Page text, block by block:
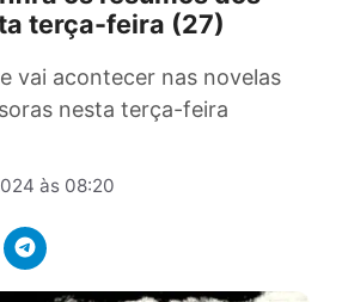
os resumos dos
vai acontecer nas novelas
nesta terça-feira
às 08:20